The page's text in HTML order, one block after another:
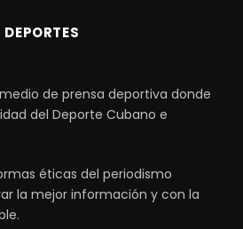
de prensa deportiva donde
del Deporte Cubano e
éticas del periodismo
la mejor información y con la